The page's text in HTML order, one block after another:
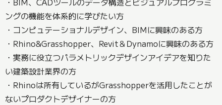
ングの機能を体系的に学びたい方
・コンピュテーショナルデザイン、BIMに興味のある方
・Rhino&Grasshopper、Revit＆Dynamoに興味のある方
・実務に役立つパラメトリックデザインアイデアを知りた
い建築設計業界の方
・Rhinoは所有しているがGrasshopperを活用したことが
ないプロダクトデザイナーの方